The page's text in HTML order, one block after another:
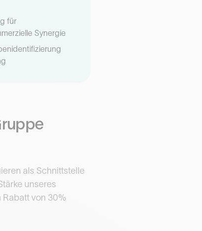
für
Synergie
als Schnittstelle
unseres
Rabatt von 30%